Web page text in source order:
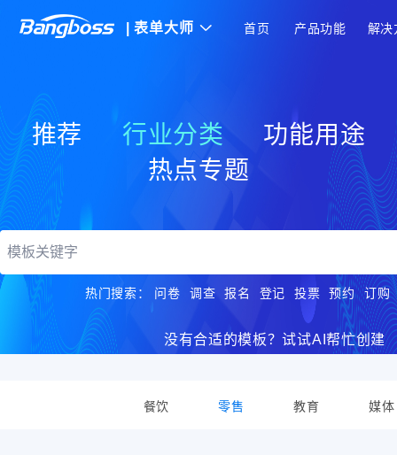
表单大师 首页 产品功能 解
推荐 行业分类
功能用途
热点专题
热门搜索： 问卷 调查 报名 登记 投票 预约 订购
没有合适的模板？试试AI帮忙创建
餐饮 零售 教育 媒体